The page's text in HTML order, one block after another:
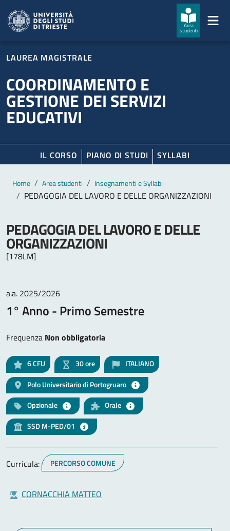
Area
studenti
LAUREA MAGISTRALE
COORDINAMENTO E
GESTIONE DEI SERVIZI
EDUCATIVI
IL CORSO PIANO DI STUDI SYLLABI
Contenuto principale
Breadcrumb
Home Area studenti Insegnamenti e Syllabi
PEDAGOGIA DEL LAVORO E DELLE ORGANIZZAZIONI
PEDAGOGIA DEL LAVORO E DELLE
ORGANIZZAZIONI
[178LM]
a.a. 2025/2026
1° Anno - Primo Semestre
Frequenza Non obbligatoria
6CFU 30 ore
ITALIANO
Polo Universitario di Portogruaro
Opzionale
Orale
SSD M-PED/01
Curricula: PERCORSO COMUNE
CORNACCHIA MATTEO